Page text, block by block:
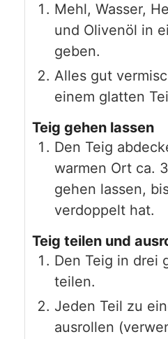
Mehl, Wasser,
und Olivenöl in
geben.
Alles gut
einem glatten
Teig gehen lassen
Den Teig
warmen Ort ca.
gehen lassen,
verdoppelt hat.
Teig teilen und
Den Teig in drei
teilen.
Jeden Teil zu
ausrollen